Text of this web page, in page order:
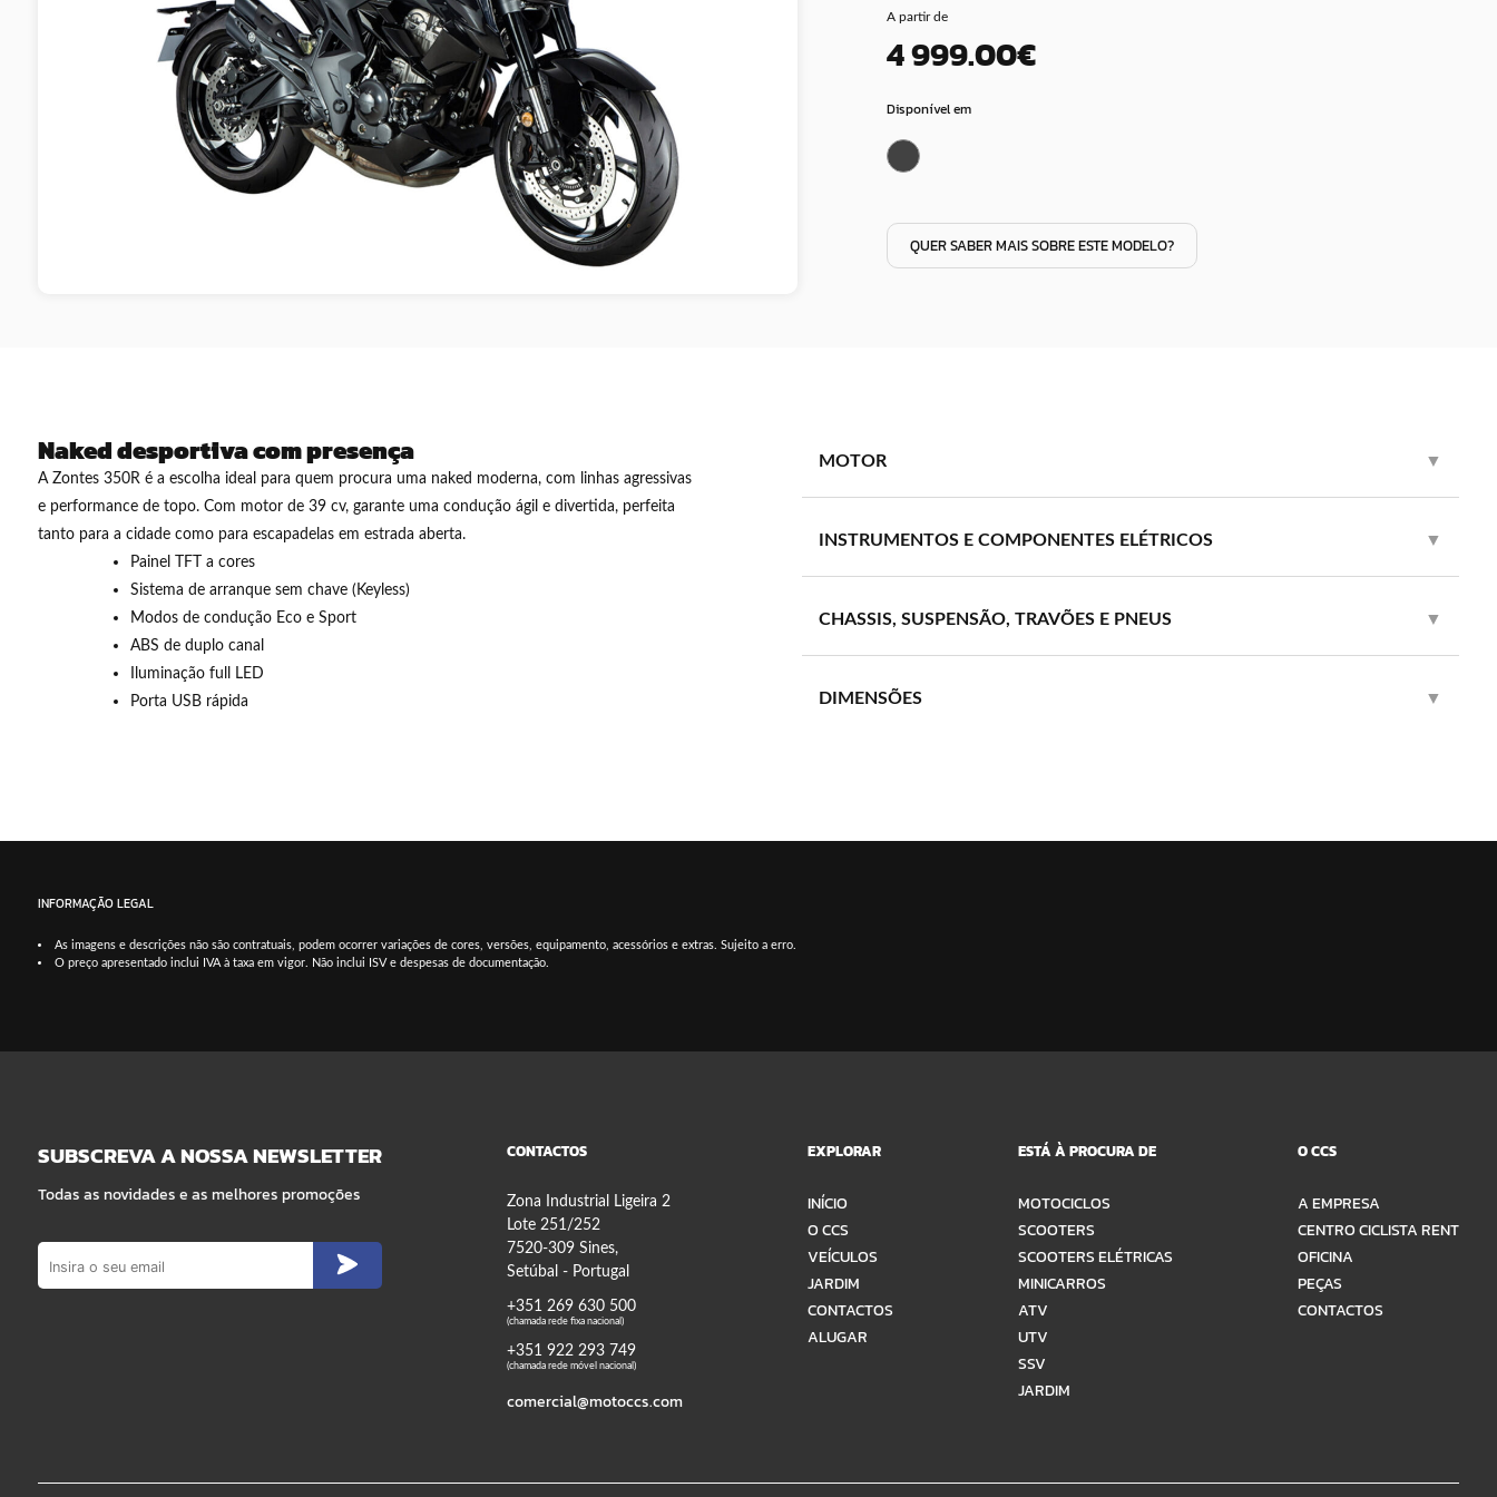
A partir de
4 999.00€
Disponível em
QUER SABER MAIS SOBRE ESTE MODELO?
Naked desportiva com presença
A Zontes 350R é a escolha ideal para quem procura uma naked moderna, com linhas agressivas
e performance de topo. Com motor de 39 cv, garante uma condução ágil e divertida, perfeita
tanto para a cidade como para escapadelas em estrada aberta.
Painel TFT a cores
Sistema de arranque sem chave (Keyless)
Modos de condução Eco e Sport
ABS de duplo canal
Iluminação full LED
Porta USB rápida
MOTOR ▼
INSTRUMENTOS E COMPONENTES ELÉTRICOS ▼
CHASSIS, SUSPENSÃO, TRAVÕES E PNEUS ▼
DIMENSÕES ▼
INFORMAÇÃO LEGAL
As imagens e descrições não são contratuais, podem ocorrer variações de cores, versões, equipamento, acessórios e extras. Sujeito a erro.
O preço apresentado inclui IVA à taxa em vigor. Não inclui ISV e despesas de documentação.
SUBSCREVA A NOSSA NEWSLETTER
Todas as novidades e as melhores promoções
CONTACTOS
Zona Industrial Ligeira 2
Lote 251/252
7520-309 Sines,
Setúbal - Portugal
+351 269 630 500
(chamada rede fixa nacional)
+351 922 293 749
(chamada rede móvel nacional)
comercial@motoccs.com
EXPLORAR
INÍCIO
O CCS
VEÍCULOS
JARDIM
CONTACTOS
ALUGAR
ESTÁ À PROCURA DE
MOTOCICLOS
SCOOTERS
SCOOTERS ELÉTRICAS
MINICARROS
ATV
UTV
SSV
JARDIM
O CCS
A EMPRESA
CENTRO CICLISTA RENT
OFICINA
PEÇAS
CONTACTOS